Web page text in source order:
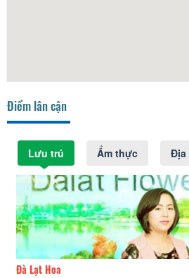
Điểm lân cận
Lưu trú Ẩm thực Địa
Đà Lạt Hoa